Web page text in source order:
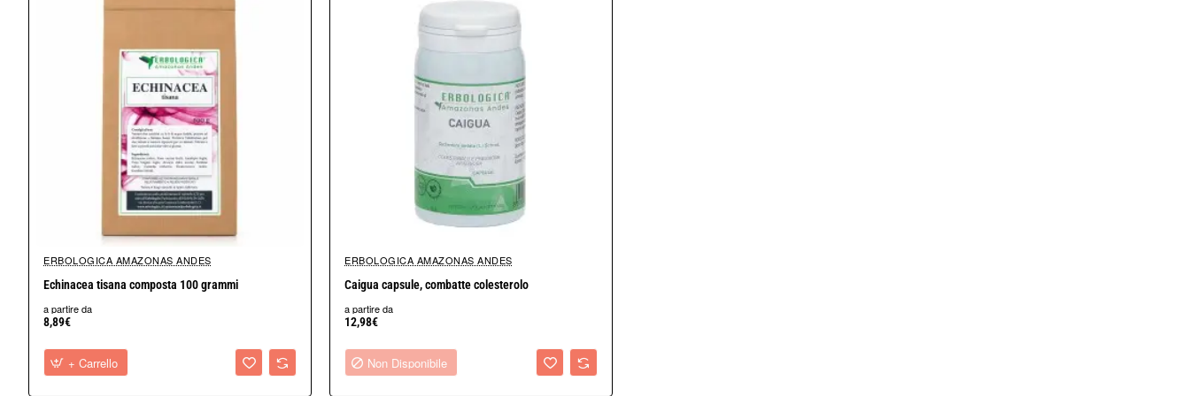
ERBOLOGICA AMAZONAS ANDES
Echinacea tisana composta 100 grammi
a partire da
8,89€
+ Carrello
Non Disponibile
ERBOLOGICA AMAZONAS ANDES
Caigua capsule, combatte colesterolo
a partire da
12,98€
Non Disponibile